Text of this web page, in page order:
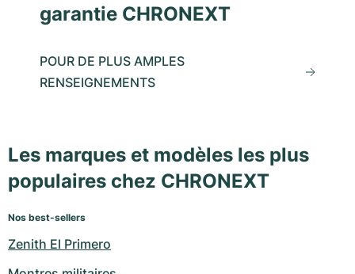
garantie CHRONEXT
POUR DE PLUS AMPLES
RENSEIGNEMENTS
Les marques et modèles les plus
populaires chez CHRONEXT
Nos best-sellers
Zenith El Primero